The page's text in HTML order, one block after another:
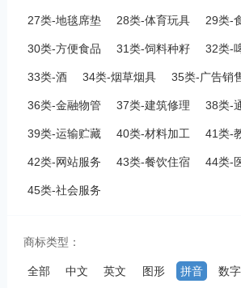
27类-地毯席垫 28类-体育玩具 29类-
30类-方便食品 31类-饲料种籽 32类-
33类-酒 34类-烟草烟具 35类-广告销
36类-金融物管 37类-建筑修理 38类-
39类-运输贮藏 40类-材料加工 41类-
42类-网站服务 43类-餐饮住宿 44类-
45类-社会服务
商标类型：
全部 中文 英文 图形 拼音 数字